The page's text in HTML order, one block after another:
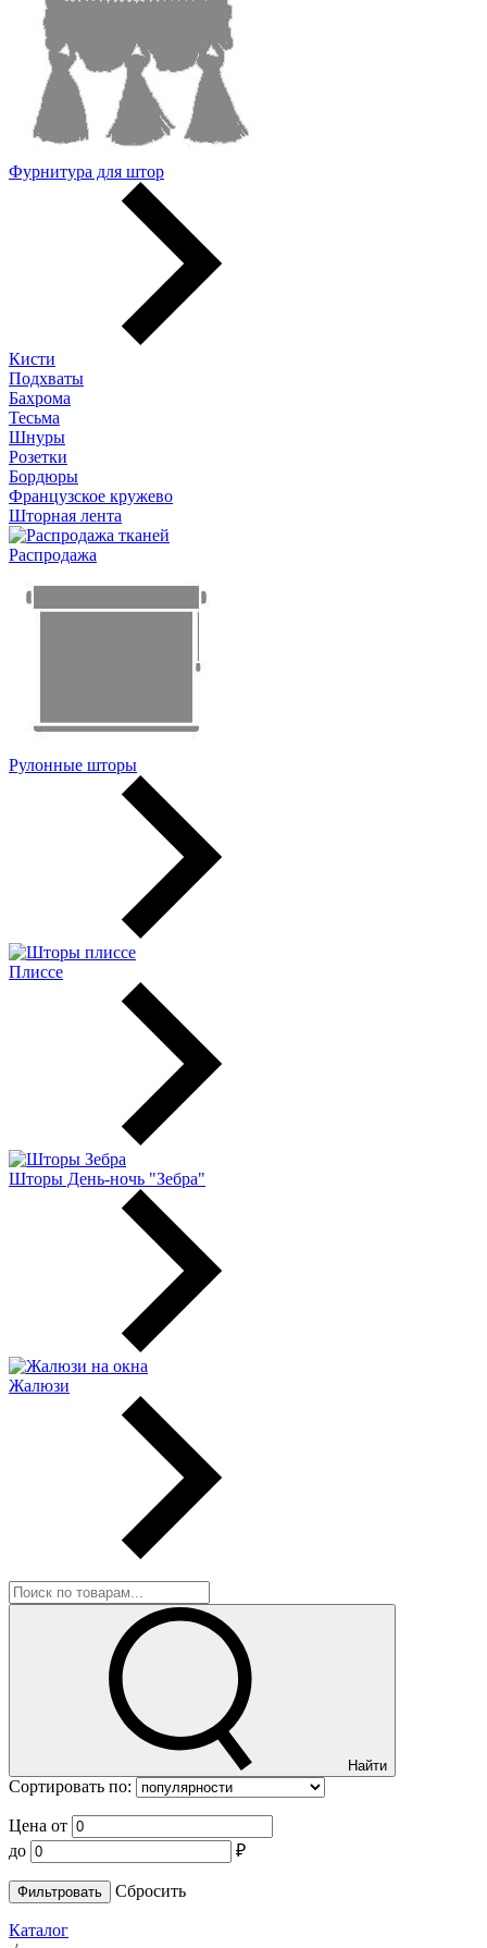
Фурнитура для штор
Кисти
Подхваты
Бахрома
Тесьма
Шнуры
Розетки
Бордюры
Французское кружево
Шторная лента
Распродажа
Рулонные шторы
Плиссе
Шторы День-ночь "Зебра"
Жалюзи
Найти
Сортировать по:
Цена от
до
₽
Cбросить
Каталог